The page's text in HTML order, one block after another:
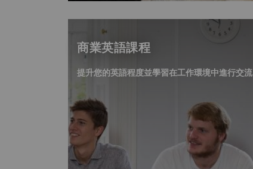
商業英語課程
提升您的英語程度並學習在工作環境中進行交流